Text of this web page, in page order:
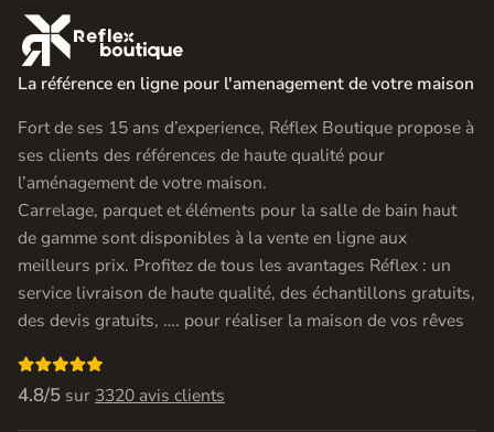

La référence en ligne pour l'amenagement de votre maison
Fort de ses 15 ans d’experience, Réflex Boutique propose à
ses clients des références de haute qualité pour
l’aménagement de votre maison.
Carrelage, parquet et éléments pour la salle de bain haut
de gamme sont disponibles à la vente en ligne aux
meilleurs prix. Profitez de tous les avantages Réflex : un
service livraison de haute qualité, des échantillons gratuits,
des devis gratuits, …. pour réaliser la maison de vos rêves

4.8/5 sur 3320 avis clients